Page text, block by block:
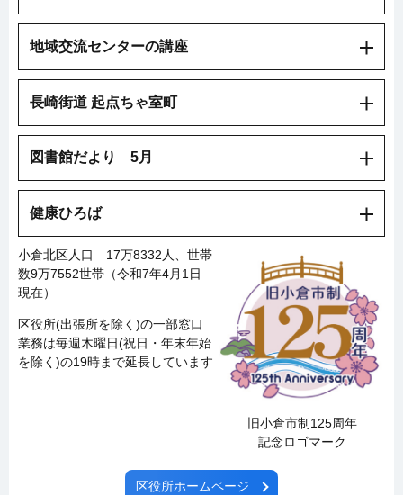
地域交流センターの講座
長崎街道 起点ちゃ室町
図書館だより 5月
健康ひろば
旧小倉市制125周年
記念ロゴマーク
小倉北区人口 17万8332人、世帯
数9万7552世帯（令和7年4月1日
現在）
区役所(出張所を除く)の一部窓口
業務は毎週木曜日(祝日・年末年始
を除く)の19時まで延長しています
区役所ホームページ